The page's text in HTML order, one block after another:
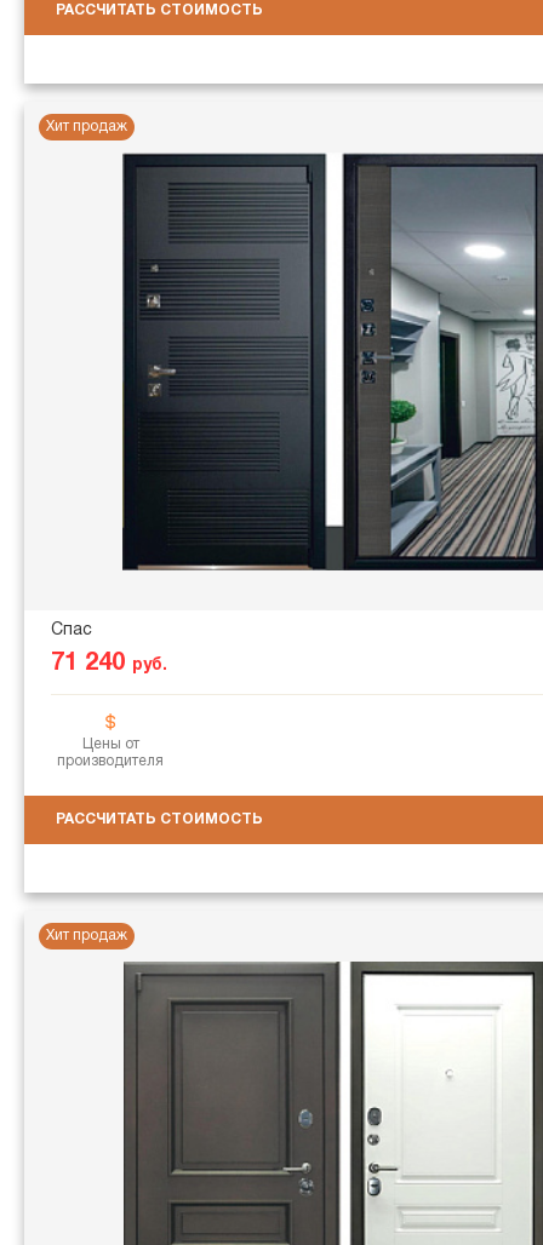
РАССЧИТАТЬ СТОИМОСТЬ
Хит продаж
Спас
71 240 руб.
Цены от
производителя
РАССЧИТАТЬ СТОИМОСТЬ
Хит продаж